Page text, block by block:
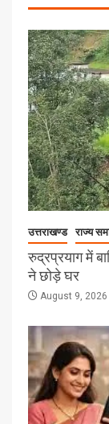
उत्तराखण्ड राज्य
रुद्रप्रयाग में
ने छोड़े घर
August 9, 2026